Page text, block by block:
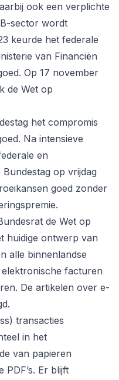
ook een verplichte
sector wordt
keurde het federale
van Financiën
Op 17 november
de Wet op
het compromis
Na intensieve
en
op vrijdag
goed zonder
de Wet op
huidige ontwerp van
alle binnenlandse
facturen
De artikelen over e-
transacties
in het
van papieren
Er blijft